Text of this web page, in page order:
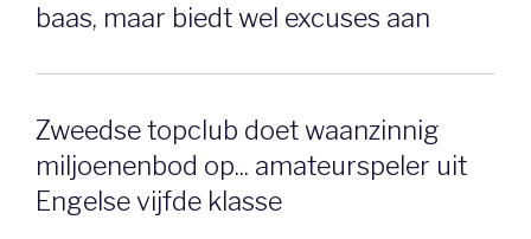
baas, maar biedt wel excuses aan
Zweedse topclub doet waanzinnig
miljoenenbod op... amateurspeler uit
Engelse vijfde klasse